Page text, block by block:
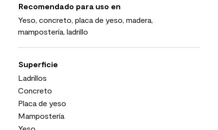
Recomendado para uso en
Yeso, concreto, placa de yeso, madera,
mampostería, ladrillo
Superficie
Ladrillos
Concreto
Placa de yeso
Mampostería